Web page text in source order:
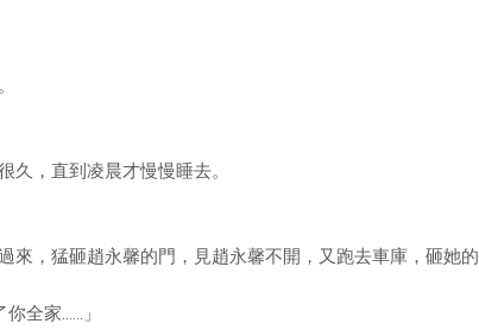
久，直到凌晨才慢慢睡去。
來，猛砸趙永馨的門，見趙永馨不開，又跑去車庫，砸她的
全家……」